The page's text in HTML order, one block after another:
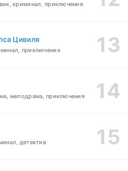
криминал, приключения
Цивиля
приключения
мелодрама, приключения
детектив